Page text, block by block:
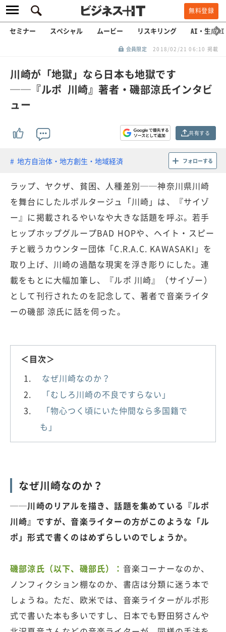
無料登録
セミナー スペシャル ムービー リスキリング AI・生成AI
会員限定 2018/02/21 06:10 掲載
川崎が「地獄」なら日本も地獄です
──『ルポ 川崎』著者・磯部涼氏インタビ
ュー
共有する
地方自治体・地方創生・地域経済 フォローする
ラップ、ヤクザ、貧困、人種差別──神奈川県川崎
を舞台にしたルポルタージュ「川崎」は、『サイゾ
ー』に掲載されるやいなや大きな話題を呼ぶ。若手
ヒップホップグループBAD HOPや、ヘイト・スピー
チと戦うカウンター団体「C.R.A.C. KAWASAKI」を
取り上げ、川崎の過酷な現実を浮き彫りにした。連
載をもとに大幅加筆し、『ルポ 川崎』（サイゾー）
として刊行されたのを記念して、著者で音楽ライタ
ーの磯部 涼氏に話を伺った。
＜目次＞
なぜ川崎なのか？
「むしろ川崎の不良ですらない」
「物心つく頃にいた仲間なら多国籍で
も」
なぜ川崎なのか？
──川崎のリアルを描き、話題を集めている『ルポ
川崎』ですが、音楽ライターの方がこのような「ル
ポ」形式で書くのはめずらしいのでしょうか。
磯部涼氏（以下、磯部氏）： 音楽コーナーなのか、
ノンフィクション棚なのか、書店は分類に迷う本で
しょうね。ただ、欧米では、音楽ライターがルポ形
式で書いた本も多いですし、日本でも野田努さんや